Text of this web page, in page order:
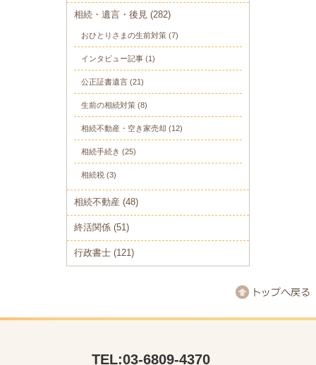
相続・遺言・後見 (282)
おひとりさまの生前対策 (7)
インタビュー記事 (1)
公正証書遺言 (21)
生前の相続対策 (8)
相続不動産・空き家売却 (12)
相続手続き (25)
相続税 (3)
相続不動産 (48)
終活関係 (51)
行政書士 (121)
TEL:03-6809-4370